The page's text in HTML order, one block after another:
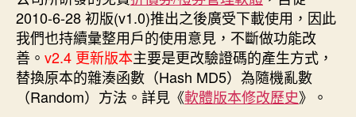
e
b
o
o
k
e t
e
r
e
t
k
e
d
I
n
s
e
n
g
e
r
t
t
e
r
2010-6-28 初版(v1.0)推出之後廣受下載使用，因此
我們也持續彙整用戶的使用意見，不斷做功能改
善。 v2.4 更新版本主要是更改驗證碼的產生方式，
替換原本的雜湊函數（Hash MD5）為隨機亂數
（Random）方法。詳見《軟體版本修改歷史》。